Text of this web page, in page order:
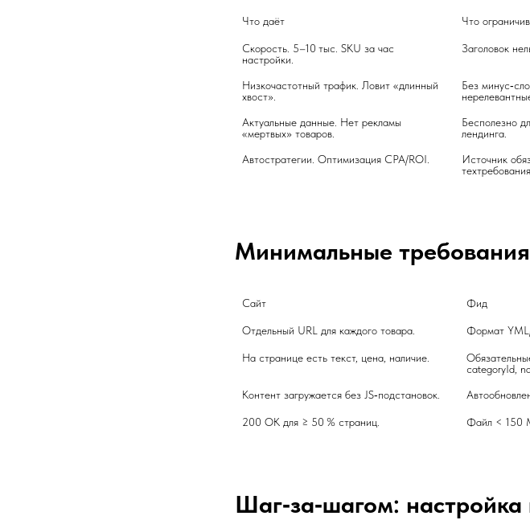
Что даёт Что
Скорость. 5–10 тыс. SKU за час
настройки.
Заголовок
Низкочастотный трафик. Ловит «длинный
хвост».
Без
Актуальные данные. Нет рекламы
«мертвых» товаров.
Бесполезно
лендинга.
Автостратегии. Оптимизация CPA/ROI.
Источник
Минимальные
Сайт Фид
Отдельный URL для каждого товара. Формат
На странице есть текст, цена, наличие.
categoryId,
Контент загружается без JS‑подстановок.
200 OK для ≥ 50 % страниц. Файл < 150
Шаг‑за‑шагом: